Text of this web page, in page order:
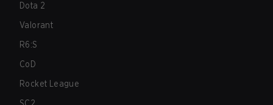
Dota 2
Valorant
R6:S
CoD
Rocket League